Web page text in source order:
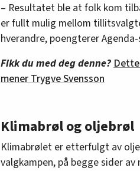
– Resultatet ble at folk kom
er fullt mulig mellom
hverandre, poengterer
Fikk du med deg denne?
mener Trygve Svensson
Klimabrøl og oljebrøl
Klimabrølet er etterfulgt av
valgkampen, på begge sider